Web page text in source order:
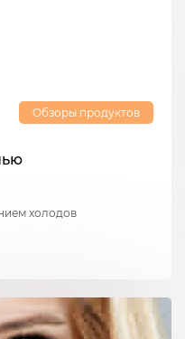
Обзоры продуктов
холодов